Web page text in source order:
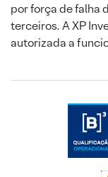
por força de falha
terceiros. A XP
autorizada a